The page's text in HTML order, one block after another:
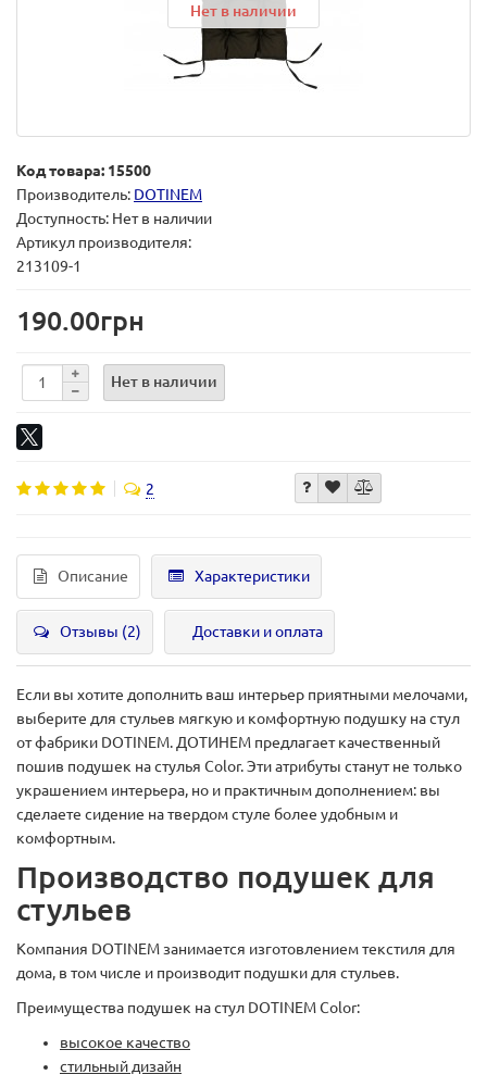
Нет в наличии
Код товара: 15500
Производитель: DOTINEM
Доступность: Нет в наличии
Артикул производителя:
213109-1
190.00грн
Нет в наличии
2
Описание Характеристики
Отзывы (2) Доставки и оплата
Если вы хотите дополнить ваш интерьер приятными мелочами,
выберите для стульев мягкую и комфортную подушку на стул
от фабрики DOTINEM. ДОТИНЕМ предлагает качественный
пошив подушек на стулья Color. Эти атрибуты станут не только
украшением интерьера, но и практичным дополнением: вы
сделаете сидение на твердом стуле более удобным и
комфортным.
Производство подушек для
стульев
Компания DOTINEM занимается изготовлением текстиля для
дома, в том числе и производит подушки для стульев.
Преимущества подушек на стул DOTINEM Color:
высокое качество
стильный дизайн